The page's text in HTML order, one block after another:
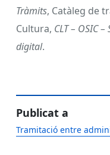
Tràmits, Catàleg de
Cultura, CLT – OSIC
digital.
Publicat a
Tramitació entre